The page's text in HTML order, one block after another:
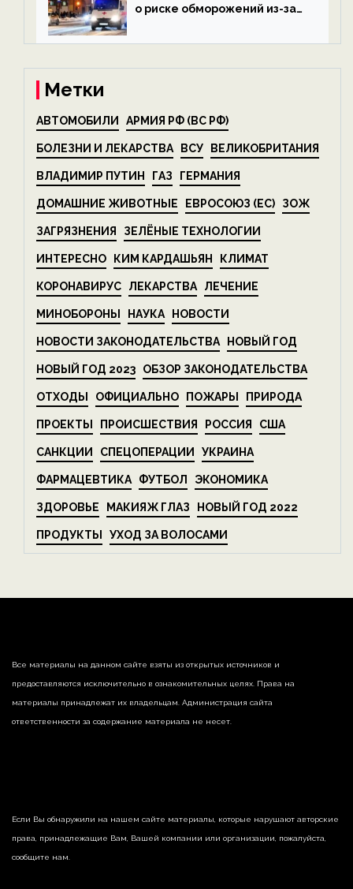
о риске обморожений из-за
на ECOportal
Метки
АВТОМОБИЛИ АРМИЯ РФ (ВС РФ)
БОЛЕЗНИ И ЛЕКАРСТВА ВСУ ВЕЛИКОБРИТАНИЯ
ВЛАДИМИР ПУТИН ГАЗ ГЕРМАНИЯ
ДОМАШНИЕ ЖИВОТНЫЕ ЕВРОСОЮЗ (ЕС) ЗОЖ
ЗАГРЯЗНЕНИЯ ЗЕЛЁНЫЕ ТЕХНОЛОГИИ
ИНТЕРЕСНО КИМ КАРДАШЬЯН КЛИМАТ
КОРОНАВИРУС ЛЕКАРСТВА ЛЕЧЕНИЕ
МИНОБОРОНЫ НАУКА НОВОСТИ
НОВОСТИ ЗАКОНОДАТЕЛЬСТВА НОВЫЙ ГОД
НОВЫЙ ГОД 2023 ОБЗОР ЗАКОНОДАТЕЛЬСТВА
ОТХОДЫ ОФИЦИАЛЬНО ПОЖАРЫ ПРИРОДА
ПРОЕКТЫ ПРОИСШЕСТВИЯ РОССИЯ США
САНКЦИИ СПЕЦОПЕРАЦИИ УКРАИНА
ФАРМАЦЕВТИКА ФУТБОЛ ЭКОНОМИКА
ЗДОРОВЬЕ МАКИЯЖ ГЛАЗ НОВЫЙ ГОД 2022
ПРОДУКТЫ УХОД ЗА ВОЛОСАМИ
Все материалы на данном сайте взяты из открытых источников и
предоставляются исключительно в ознакомительных целях. Права на
материалы принадлежат их владельцам. Администрация сайта
ответственности за содержание материала не несет.
Если Вы обнаружили на нашем сайте материалы, которые нарушают авторские
права, принадлежащие Вам, Вашей компании или организации, пожалуйста,
сообщите нам.